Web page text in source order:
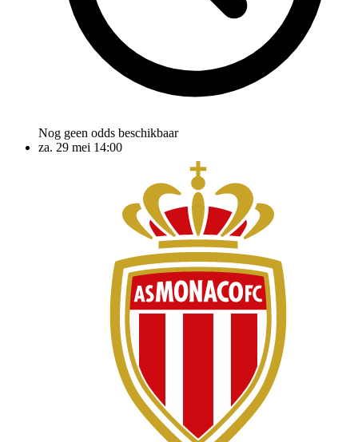
Nog geen odds beschikbaar
za. 29 mei 14:00